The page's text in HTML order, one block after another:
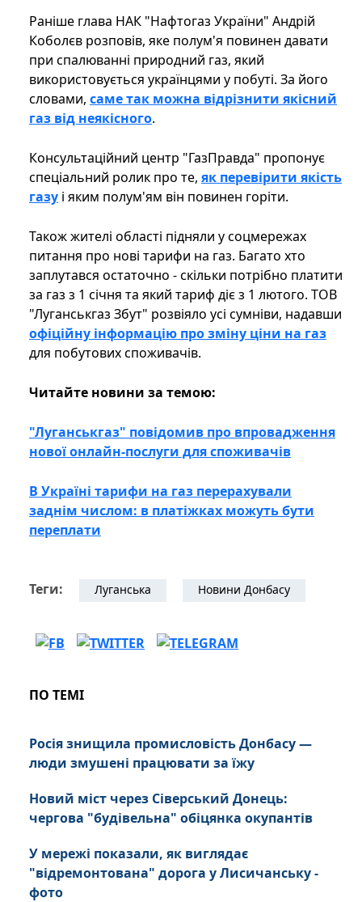
Раніше глава НАК "Нафтогаз України" Андрій
Коболєв розповів, яке полум'я повинен давати
при спалюванні природний газ, який
використовується українцями у побуті. За його
словами, саме так можна відрізнити якісний
газ від неякісного.
Консультаційний центр "ГазПравда" пропонує
спеціальний ролик про те, як перевірити якість
газу і яким полум'ям він повинен горіти.
Також жителі області підняли у соцмережах
питання про нові тарифи на газ. Багато хто
заплутався остаточно - скільки потрібно платити
за газ з 1 січня та який тариф діє з 1 лютого. ТОВ
"Луганськгаз Збут" розвіяло усі сумніви, надавши
офіційну інформацію про зміну ціни на газ
для побутових споживачів.
Читайте новини за темою:
"Луганськгаз" повідомив про впровадження
нової онлайн-послуги для споживачів
В Україні тарифи на газ перерахували
заднім числом: в платіжках можуть бути
переплати
Теги: Луганська Новини Донбасу
ПО ТЕМІ
Росія знищила промисловість Донбасу —
люди змушені працювати за їжу
Новий міст через Сіверський Донець:
чергова "будівельна" обіцянка окупантів
У мережі показали, як виглядає
"відремонтована" дорога у Лисичанську -
фото